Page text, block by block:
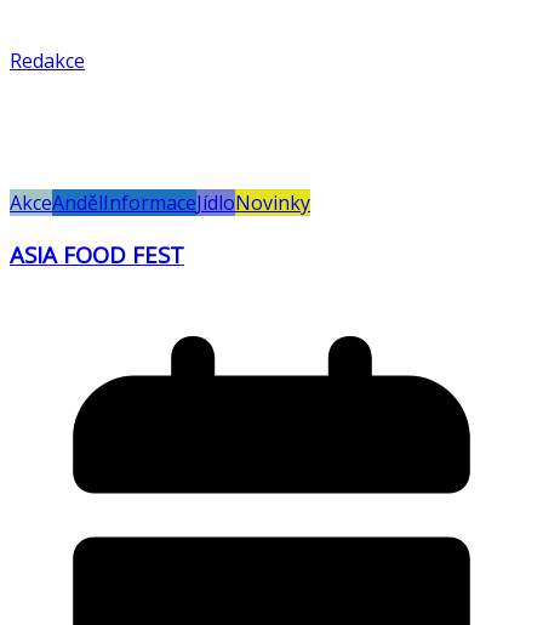
Redakce
AkceAndělInformaceJídloNovinky
ASIA FOOD FEST